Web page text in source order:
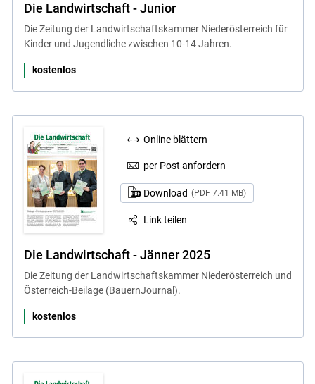
Die Landwirtschaft - Junior
Die Zeitung der Landwirtschaftskammer Niederösterreich für
Kinder und Jugendliche zwischen 10-14 Jahren.
kostenlos
Online blättern
per Post anfordern
Download (PDF 7.41 MB)
Link teilen
Die Landwirtschaft - Jänner 2025
Die Zeitung der Landwirtschaftskammer Niederösterreich und
Österreich-Beilage (BauernJournal).
kostenlos